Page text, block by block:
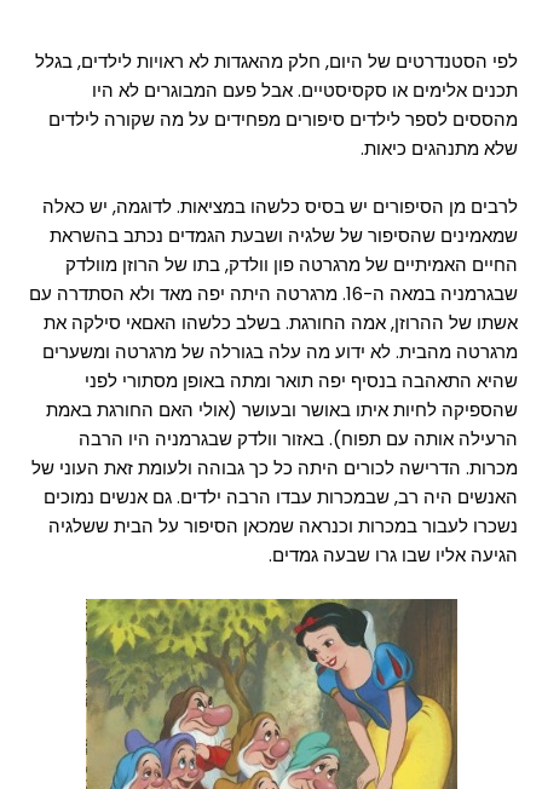
לפי הסטנדרטים של היום, חלק מהאגדות לא ראויות לילדים, בגלל
תכנים אלימים או סקסיסטיים. אבל פעם המבוגרים לא היו
מהססים לספר לילדים סיפורים מפחידים על מה שקורה לילדים
שלא מתנהגים כיאות.
לרבים מן הסיפורים יש בסיס כלשהו במציאות. לדוגמה, יש כאלה
שמאמינים שהסיפור של שלגיה ושבעת הגמדים נכתב בהשראת
החיים האמיתיים של מרגרטה פון וולדק, בתו של הרוזן מוולדק
שבגרמניה במאה ה-16. מרגרטה היתה יפה מאד ולא הסתדרה עם
אשתו של ההרוזן, אמה החורגת. בשלב כלשהו האםאי סילקה את
מרגרטה מהבית. לא ידוע מה עלה בגורלה של מרגרטה ומשערים
שהיא התאהבה בנסיף יפה תואר ומתה באופן מסתורי לפני
שהספיקה לחיות איתו באושר ובעושר (אולי האם החורגת באמת
הרעילה אותה עם תפוח). באזור וולדק שבגרמניה היו הרבה
מכרות. הדרישה לכורים היתה כל כך גבוהה ולעומת זאת העוני של
האנשים היה רב, שבמכרות עבדו הרבה ילדים. גם אנשים נמוכים
נשכרו לעבור במכרות וכנראה שמכאן הסיפור על הבית ששלגיה
הגיעה אליו שבו גרו שבעה גמדים.